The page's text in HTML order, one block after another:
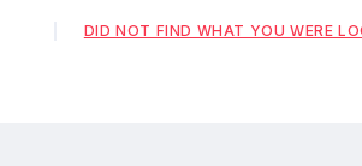
DID NOT FIND WHAT YOU WERE